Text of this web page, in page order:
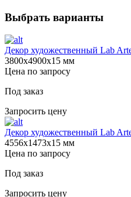
Выбрать варианты
Декор художественный Lab
3800х4900х15 мм
Цена по запросу
Под заказ
Запросить цену
Декор художественный Lab
4556х1473х15 мм
Цена по запросу
Под заказ
Запросить цену